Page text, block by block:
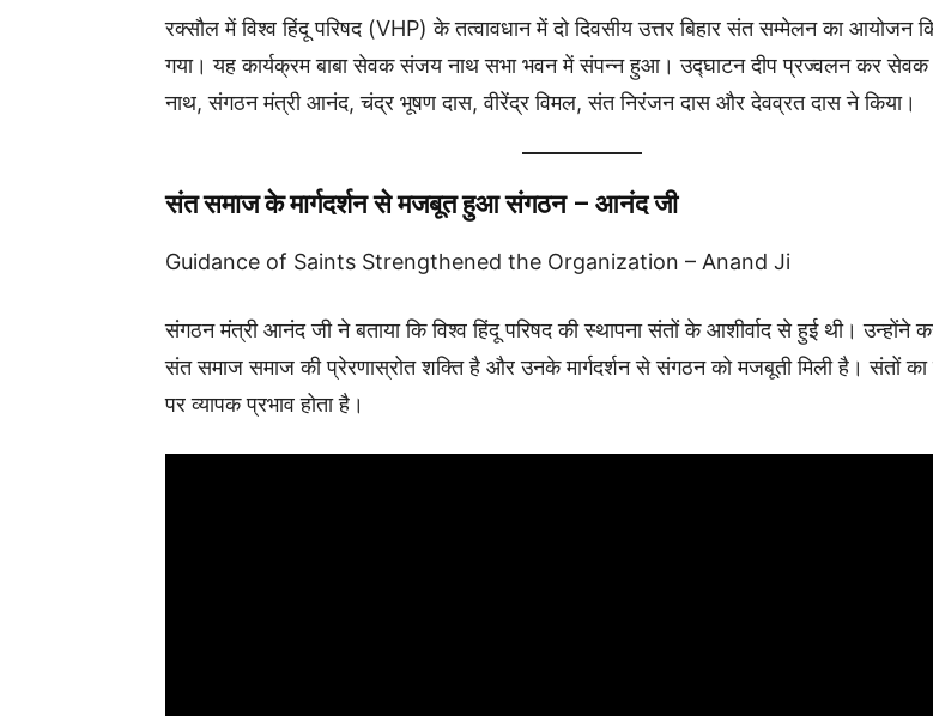
रक्सौल में विश्व हिंदू परिषद (VHP) के तत्वावधान में दो दिवसीय उत्तर बिहार संत सम्मेलन का आयोजन
गया। यह कार्यक्रम बाबा सेवक संजय नाथ सभा भवन में संपन्न हुआ। उद्घाटन दीप प्रज्वलन कर
नाथ, संगठन मंत्री आनंद, चंद्र भूषण दास, वीरेंद्र विमल, संत निरंजन दास और देवव्रत दास ने किया।
संत समाज के मार्गदर्शन से मजबूत हुआ संगठन – आनंद जी
Guidance of Saints Strengthened the Organization – Anand Ji
संगठन मंत्री आनंद जी ने बताया कि विश्व हिंदू परिषद की स्थापना संतों के आशीर्वाद से हुई थी। उन्होंने
संत समाज समाज की प्रेरणास्रोत शक्ति है और उनके मार्गदर्शन से संगठन को मजबूती मिली है। संतों
पर व्यापक प्रभाव होता है।